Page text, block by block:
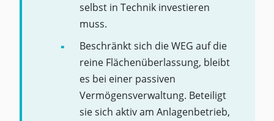
selbst in Technik investieren
muss.
Beschränkt sich die WEG auf die
reine Flächenüberlassung, bleibt
es bei einer passiven
Vermögensverwaltung. Beteiligt
sie sich aktiv am Anlagenbetrieb,